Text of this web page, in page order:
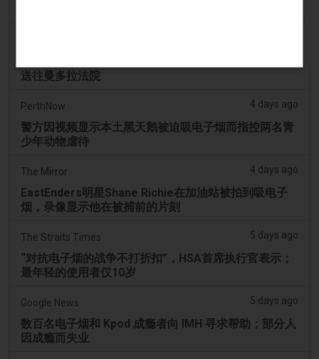
送往曼多拉法院
PerthNow 4 days ago
警方因视频显示本土黑天鹅被迫吸电子烟而指控两名青
少年动物虐待
The Mirror 4 days ago
EastEnders明星Shane Richie在加油站被拍到吸电子
烟，录像显示他在被捕前的片刻
The Straits Times 5 days ago
“对抗电子烟的战争不打折扣”，HSA首席执行官表示；
最年轻的使用者仅10岁
Google News 5 days ago
数百名电子烟和 Kpod 成瘾者向 IMH 寻求帮助；部分人
因成瘾而失业